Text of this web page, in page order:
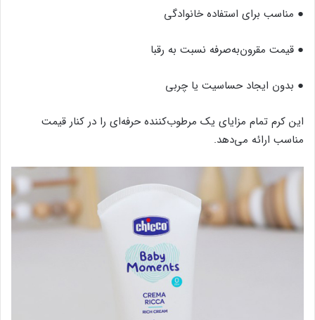
● مناسب برای استفاده خانوادگی
● قیمت مقرون‌به‌صرفه نسبت به رقبا
● بدون ایجاد حساسیت یا چربی
این کرم تمام مزایای یک مرطوب‌کننده حرفه‌ای را در کنار قیمت
مناسب ارائه می‌دهد.